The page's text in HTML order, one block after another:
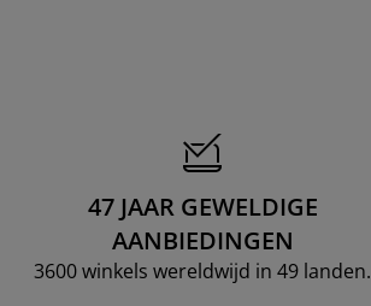
47 JAAR GEWELDIGE
AANBIEDINGEN
3600 winkels wereldwijd in 49 landen.